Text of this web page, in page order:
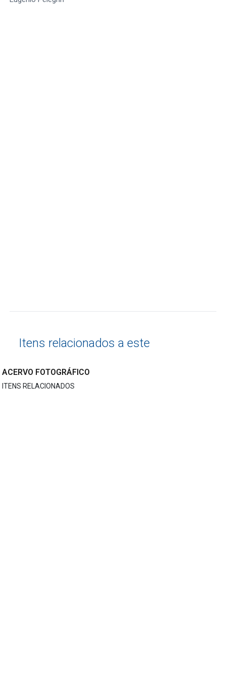
Itens relacionados a este
ACERVO FOTOGRÁFICO
ITENS RELACIONADOS